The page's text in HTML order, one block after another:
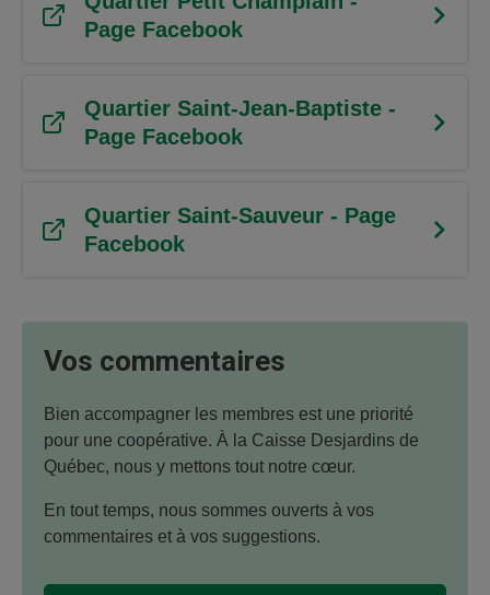
Page Facebook
Quartier Saint-Jean-Baptiste -
Page Facebook
Quartier Saint-Sauveur - Page
Facebook
Vos commentaires
Bien accompagner les membres est une priorité
pour une coopérative. À la Caisse Desjardins de
Québec, nous y mettons tout notre cœur.
En tout temps, nous sommes ouverts à vos
commentaires et à vos suggestions.